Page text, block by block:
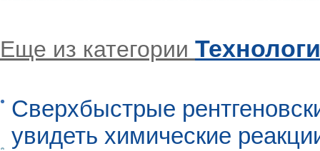
Еще из категории
Сверхбыстрые
увидеть химические